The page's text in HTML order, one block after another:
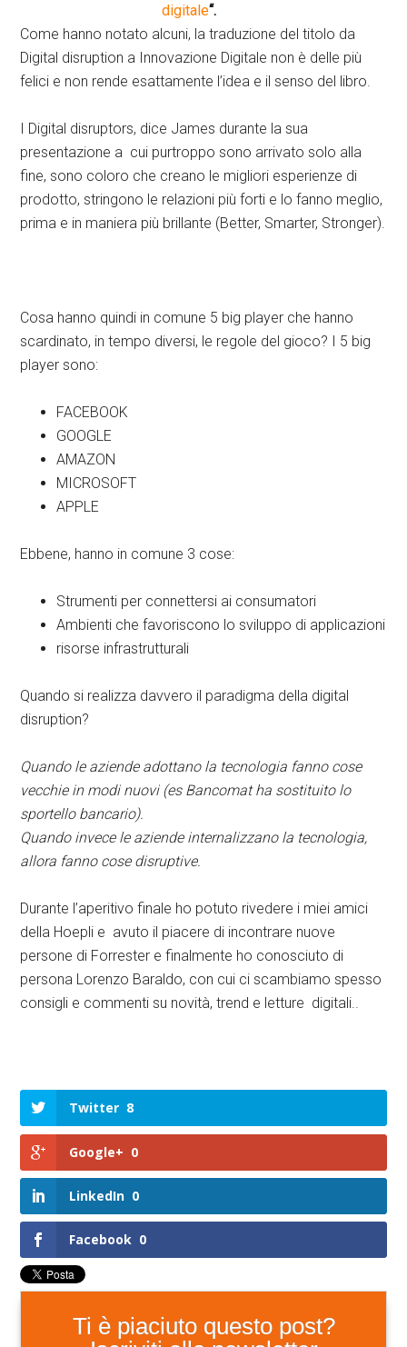
digitale“.
Come hanno notato alcuni, la traduzione del titolo da
Digital disruption a Innovazione Digitale non è delle più
felici e non rende esattamente l’idea e il senso del libro.
I Digital disruptors, dice James durante la sua
presentazione a cui purtroppo sono arrivato solo alla
fine, sono coloro che creano le migliori esperienze di
prodotto, stringono le relazioni più forti e lo fanno meglio,
prima e in maniera più brillante (Better, Smarter, Stronger).
Cosa hanno quindi in comune 5 big player che hanno
scardinato, in tempo diversi, le regole del gioco? I 5 big
player sono:
FACEBOOK
GOOGLE
AMAZON
MICROSOFT
APPLE
Ebbene, hanno in comune 3 cose:
Strumenti per connettersi ai consumatori
Ambienti che favoriscono lo sviluppo di applicazioni
risorse infrastrutturali
Quando si realizza davvero il paradigma della digital
disruption?
Quando le aziende adottano la tecnologia fanno cose
vecchie in modi nuovi (es Bancomat ha sostituito lo
sportello bancario).
Quando invece le aziende internalizzano la tecnologia,
allora fanno cose disruptive.
Durante l’aperitivo finale ho potuto rivedere i miei amici
della Hoepli e avuto il piacere di incontrare nuove
persone di Forrester e finalmente ho conosciuto di
persona Lorenzo Baraldo, con cui ci scambiamo spesso
consigli e commenti su novità, trend e letture digitali..
Twitter 8
Google+ 0
LinkedIn 0
Facebook 0
Ti è piaciuto questo post?